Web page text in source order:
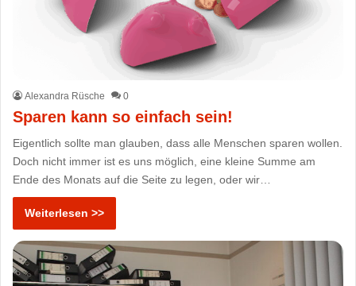
Alexandra Rüsche 0
Sparen kann so einfach sein!
Eigentlich sollte man glauben, dass alle Menschen sparen wollen.
Doch nicht immer ist es uns möglich, eine kleine Summe am
Ende des Monats auf die Seite zu legen, oder wir…
Weiterlesen >>